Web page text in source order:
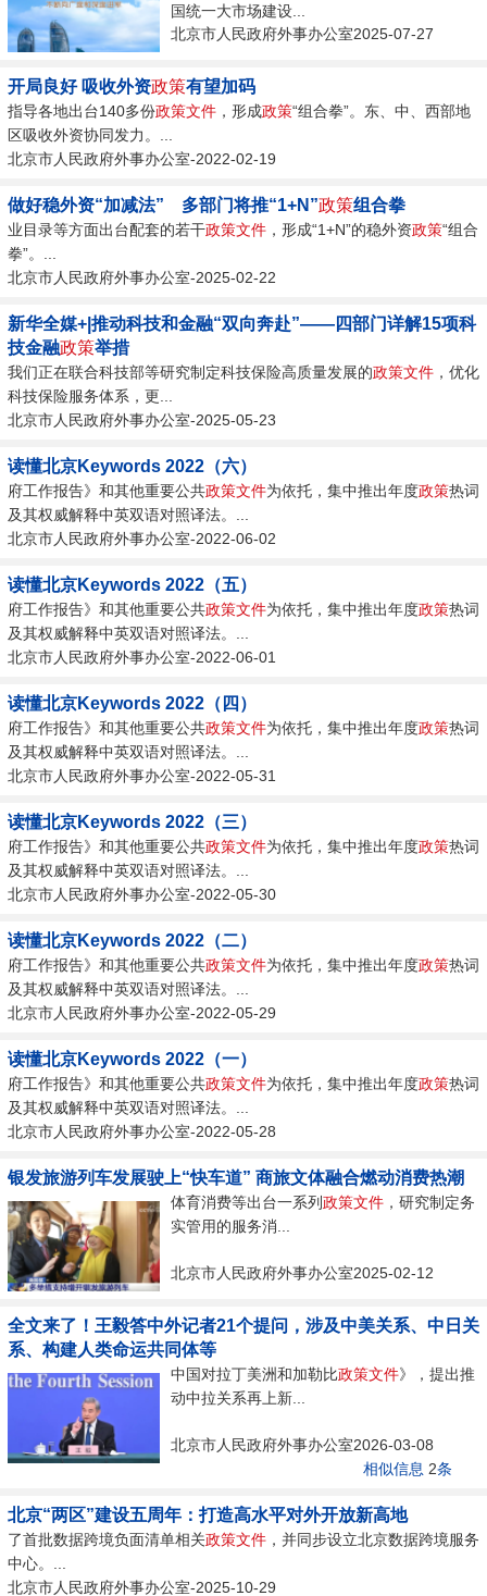
国统一大市场建设...
北京市人民政府外事办公室2025-07-27
开局良好 吸收外资政策有望加码
指导各地出台140多份政策文件 ，形成政策“组合拳”。东、中、西部地
区吸收外资协同发力。...
北京市人民政府外事办公室-2022-02-19
做好稳外资“加减法” 多部门将推“1+N”政策组合拳
业目录等方面出台配套的若干政策文件 ，形成“1+N”的稳外资政策“组合
拳”。...
北京市人民政府外事办公室-2025-02-22
新华全媒+|推动科技和金融“双向奔赴”——四部门详解15项科
技金融政策举措
我们正在联合科技部等研究制定科技保险高质量发展的政策文件 ，优化
科技保险服务体系，更...
北京市人民政府外事办公室-2025-05-23
读懂北京Keywords 2022（六）
府工作报告》和其他重要公共政策文件为依托，集中推出年度政策热词
及其权威解释中英双语对照译法。...
北京市人民政府外事办公室-2022-06-02
读懂北京Keywords 2022（五）
府工作报告》和其他重要公共政策文件为依托，集中推出年度政策热词
及其权威解释中英双语对照译法。...
北京市人民政府外事办公室-2022-06-01
读懂北京Keywords 2022（四）
府工作报告》和其他重要公共政策文件为依托，集中推出年度政策热词
及其权威解释中英双语对照译法。...
北京市人民政府外事办公室-2022-05-31
读懂北京Keywords 2022（三）
府工作报告》和其他重要公共政策文件为依托，集中推出年度政策热词
及其权威解释中英双语对照译法。...
北京市人民政府外事办公室-2022-05-30
读懂北京Keywords 2022（二）
府工作报告》和其他重要公共政策文件为依托，集中推出年度政策热词
及其权威解释中英双语对照译法。...
北京市人民政府外事办公室-2022-05-29
读懂北京Keywords 2022（一）
府工作报告》和其他重要公共政策文件为依托，集中推出年度政策热词
及其权威解释中英双语对照译法。...
北京市人民政府外事办公室-2022-05-28
银发旅游列车发展驶上“快车道” 商旅文体融合燃动消费热潮
体育消费等出台一系列政策文件 ，研究制定务
实管用的服务消...
北京市人民政府外事办公室2025-02-12
全文来了！王毅答中外记者21个提问，涉及中美关系、中日关
系、构建人类命运共同体等
中国对拉丁美洲和加勒比政策文件》，提出推
动中拉关系再上新...
北京市人民政府外事办公室2026-03-08
相似信息 2条
北京“两区”建设五周年：打造高水平对外开放新高地
了首批数据跨境负面清单相关政策文件 ，并同步设立北京数据跨境服务
中心。...
北京市人民政府外事办公室-2025-10-29